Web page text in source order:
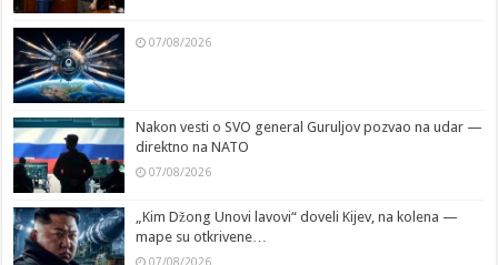
07/08/2026
Nakon vesti o SVO general Guruljov pozvao na udar —
direktno na NATO
07/08/2026
„Kim Džong Unovi lavovi“ doveli Kijev, na kolena —
mape su otkrivene…
07/08/2026